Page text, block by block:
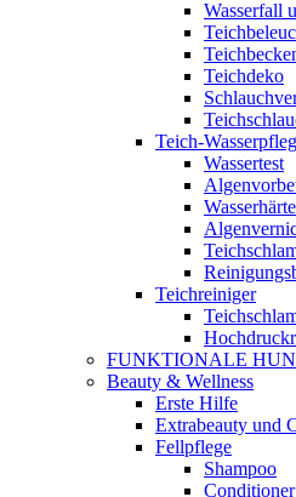
Wasserfall
Teichdeko
Teich-
Wassertest
Teichreiniger
FUNKTIONALE
Beauty & Wellness
Erste Hilfe
Extrabeauty und
Fellpflege
Shampoo
Conditioner